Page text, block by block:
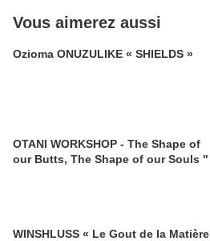
Vous aimerez aussi
Ozioma ONUZULIKE « SHIELDS »
OTANI WORKSHOP - The Shape of
our Butts, The Shape of our Souls "
WINSHLUSS « Le Gout de la Matière